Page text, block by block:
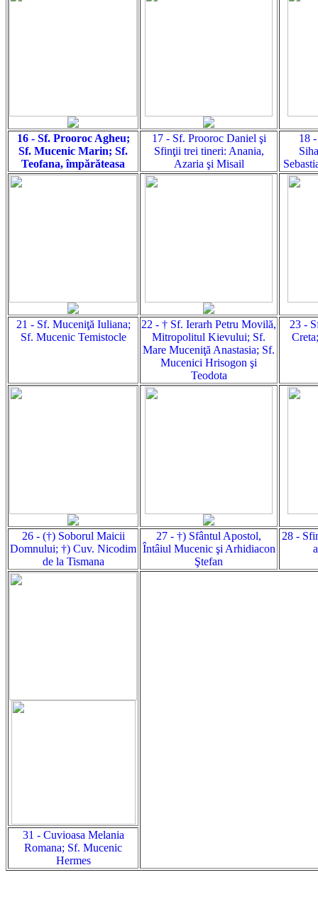
16 - Sf. Prooroc Agheu;
Sf. Mucenic Marin; Sf.
Teofana, împărăteasa
17 - Sf. Prooroc Daniel şi
Sfinţii trei tineri: Anania,
Azaria şi Misail
18
21 - Sf. Muceniţă Iuliana;
Sf. Mucenic Temistocle
22 - † Sf. Ierarh Petru Movilă,
Mitropolitul Kievului; Sf.
Mare Muceniţă Anastasia; Sf.
Mucenici Hrisogon şi
Teodota
23 -
26 - (†) Soborul Maicii
Domnului; †) Cuv. Nicodim
de la Tismana
27 - †) Sfântul Apostol,
Întâiul Mucenic şi Arhidiacon
Ştefan
28 -
31 - Cuvioasa Melania
Romana; Sf. Mucenic
Hermes